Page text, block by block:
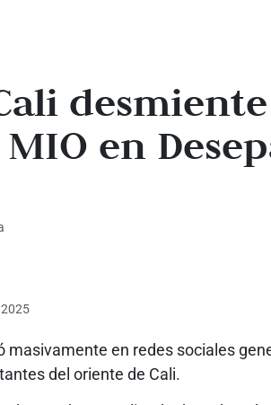
en
masivamente en redes sociales
del oriente de Cali.